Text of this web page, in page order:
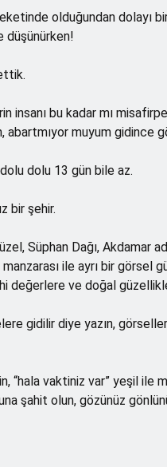
olduğundan dolayı
düşünürken!
insanı bu kadar mı
muyum gidince
dolu 13 gün bile az.
bir şehir.
Süphan Dağı, Akdamar
ile ayrı bir görsel
değerlere ve doğal
gidilir diye yazın,
“hala vaktiniz var” yeşil ile
şahit olun, gözünüz